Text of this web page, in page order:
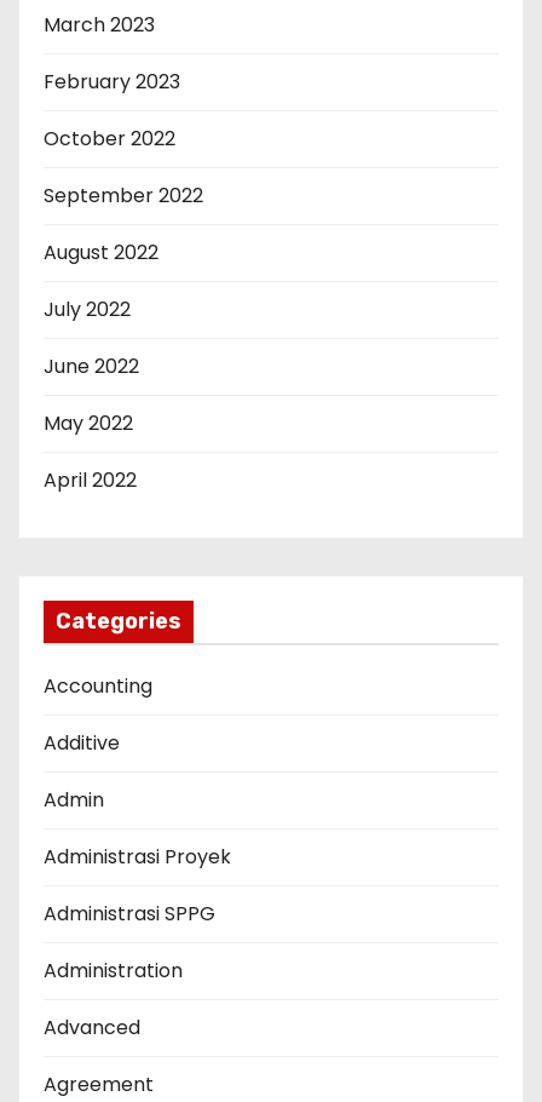
March 2023
February 2023
October 2022
September 2022
August 2022
July 2022
June 2022
May 2022
April 2022
Categories
Accounting
Additive
Admin
Administrasi Proyek
Administrasi SPPG
Administration
Advanced
Agreement